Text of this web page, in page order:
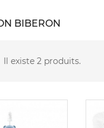
BIBERON
Il existe 2 produits.